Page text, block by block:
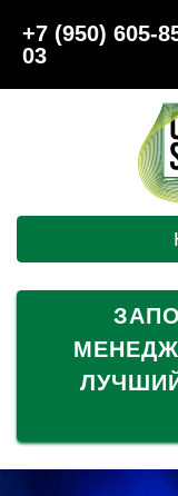
+7 (950) 605-
03